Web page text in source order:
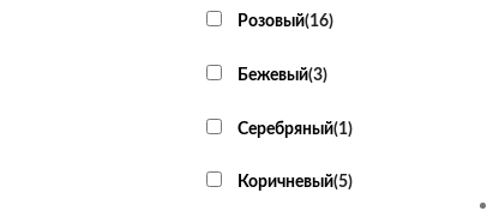
Розовый(16)
Бежевый(3)
Серебряный(1)
Коричневый(5)